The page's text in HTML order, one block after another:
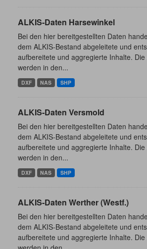
ALKIS-Daten Harsewinkel
Bei den hier bereitgestellten Daten
dem ALKIS-Bestand abgeleitete und
aufbereitete und aggregierte Inhalte. Die
werden in den...
DXF NAS SHP
ALKIS-Daten Versmold
Bei den hier bereitgestellten Daten
dem ALKIS-Bestand abgeleitete und
aufbereitete und aggregierte Inhalte. Die
werden in den...
DXF NAS SHP
ALKIS-Daten Werther (Westf.)
Bei den hier bereitgestellten Daten
dem ALKIS-Bestand abgeleitete und
aufbereitete und aggregierte Inhalte. Die